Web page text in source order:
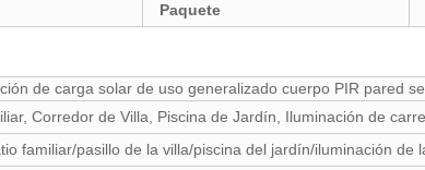
Paquete
de carga solar de uso generalizado cuerpo PIR pared
Corredor de Villa, Piscina de Jardín, Iluminación de
familiar/pasillo de la villa/piscina del jardín/iluminación de